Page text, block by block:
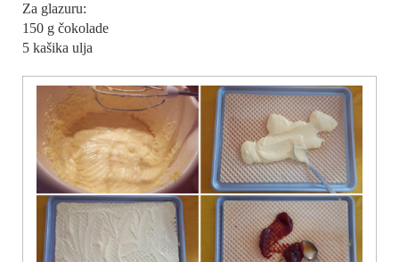
Za glazuru:
150 g čokolade
5 kašika ulja